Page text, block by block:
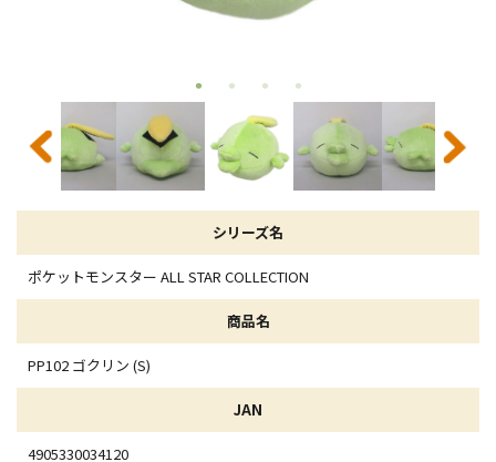
シリーズ名
ポケットモンスター ALL STAR COLLECTION
商品名
PP102 ゴクリン (S)
JAN
4905330034120